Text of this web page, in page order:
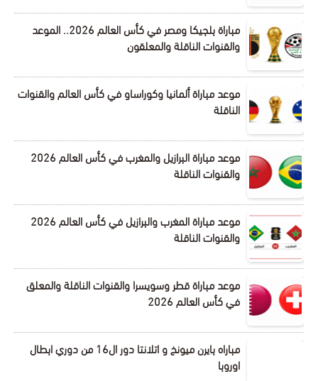
مباراة بلجيكا ومصر في كأس العالم 2026.. الموعد
والقنوات الناقلة والمعلقون
موعد مباراة ألمانيا وكوراساو في كأس العالم والقنوات
الناقلة
موعد مباراة البرازيل والمغرب في كأس العالم 2026
والقنوات الناقلة
موعد مباراة المغرب والبرازيل في كأس العالم 2026
والقنوات الناقلة
موعد مباراة قطر وسويسرا والقنوات الناقلة والمعلق
في كأس العالم 2026
مباراه بايرن ميونخ و اتلانتا دور ال16 من دوري ابطال
اوروبا